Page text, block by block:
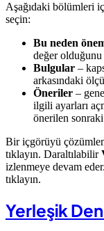
Aşağıdaki bölümleri
seçin:
Bu neden
değer olduğunu
Bulgular –
arkasındaki
Öneriler –
ilgili ayarları
önerilen sonraki
Bir içgörüyü
tıklayın. Daraltılabilir
izlenmeye devam
tıklayın.
Yerleşik